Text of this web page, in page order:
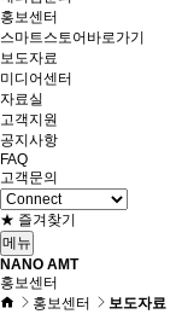
홍보센터
스마트스토어바로가기
보도자료
미디어센터
자료실
고객지원
공지사항
FAQ
고객문의
★ 즐겨찾기
메뉴
NANO AMT
홍보센터
홍보센터
보도자료